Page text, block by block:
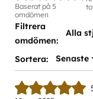
Baserat på 5
omdömen
Filtrera
omdömen:
Alla
Sortera: Senaste